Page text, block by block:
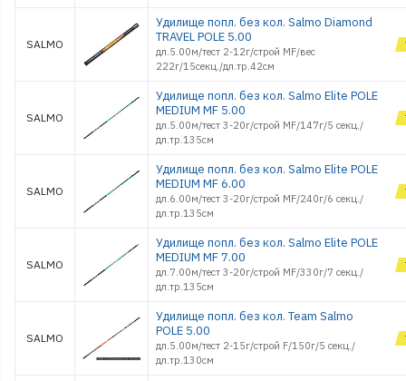
SALMO
Удилище попл. без кол. Salmo Diamond
TRAVEL POLE 5.00
дл.5.00м/тест 2-12г/строй MF/вес
222г/15секц./дл.тр.42см
SALMO
Удилище попл. без кол. Salmo Elite POLE
MEDIUM MF 5.00
дл.5.00м/тест 3-20г/строй MF/147г/5 секц./
дл.тр.135см
SALMO
Удилище попл. без кол. Salmo Elite POLE
MEDIUM MF 6.00
дл.6.00м/тест 3-20г/строй MF/240г/6 секц./
дл.тр.135см
SALMO
Удилище попл. без кол. Salmo Elite POLE
MEDIUM MF 7.00
дл.7.00м/тест 3-20г/строй MF/330г/7 секц./
дл.тр.135см
SALMO
Удилище попл. без кол. Team Salmo
POLE 5.00
дл.5.00м/тест 2-15г/строй F/150г/5 секц./
дл.тр.130см